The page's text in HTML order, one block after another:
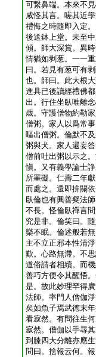
可繋鼻端。本來不
咸怪其言。嗟其近
禮悔之時隨即入定
後送鉢上堂。未至
傾。師大深賞。異
情猶如剥葱。一一
曰。若見有葱可有
也。師曰。此大根
進具已後讀經禮佛
出。行住坐臥唯離
歳。守護僧物約勒
僧粥。家人以爲常
嘔出僧粥。倫默不
粥與犬。家人還妄
僧前吐出粥以示之
愼。又有義學論士
所罣礙。仁壽二年
而處之。還即揜關
臥倫也有興善粲法
不長。怪倫臥禪言
究是非。倫笑曰。
樂不眠。倫述般若
主不立正邪本性清
歎。心路無滯。不
道俗請者相續。而
善巧方便令其醒悟
是。故此妙理罕得
法師。率門人僧伽
矣如魚子焉武徳末
看寂然。有問往生
寂然。僧伽以手尋
到膝四大分離亦應
問曰。捨報云何。